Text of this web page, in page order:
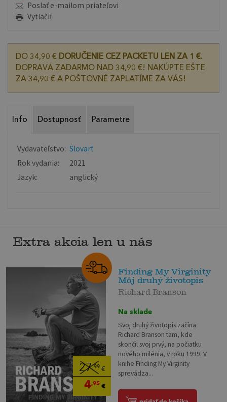
Poslať e-mailom priateľovi
Vytlačiť
DO 34,90 € DORUČENIE CEZ PACKETU LEN ZA 1 €.
DOPRAVA ZADARMO NAD 34,90 €! NAKÚPTE EŠTE
ZA 34,90 € A POŠTOVNÉ ZAPLATÍME ZA VÁS!
Info Dostupnosť Parametre
Vydavateľstvo: Slovart
Rok vydania:
2021
Jazyk:
anglický
Extra akcia len u nás
27,99 €
4,95 €
Finding My Virginity
Môj druhý životopis
Richard Branson
Na sklade
Svoj druhý životopis začína
Richard Branson tam, kde
skončil svoj prvý, na počiatku
nového milénia, v roku 1999. V
knihe Finding My Virginity
sprevádza...